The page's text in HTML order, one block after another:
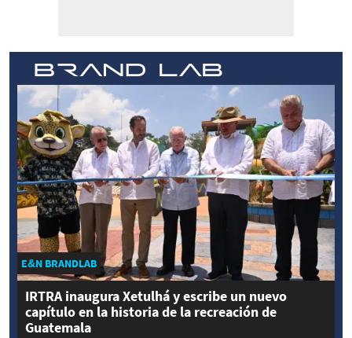
E&N BRANDLAB
IRTRA inaugura Xetulhá y escribe un nuevo
capítulo en la historia de la recreación de
Guatemala